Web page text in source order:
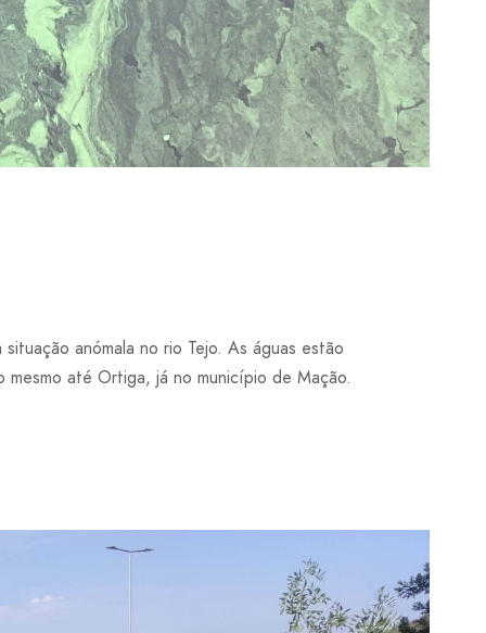
anómala no rio Tejo. As águas estão
até Ortiga, já no município de Mação.